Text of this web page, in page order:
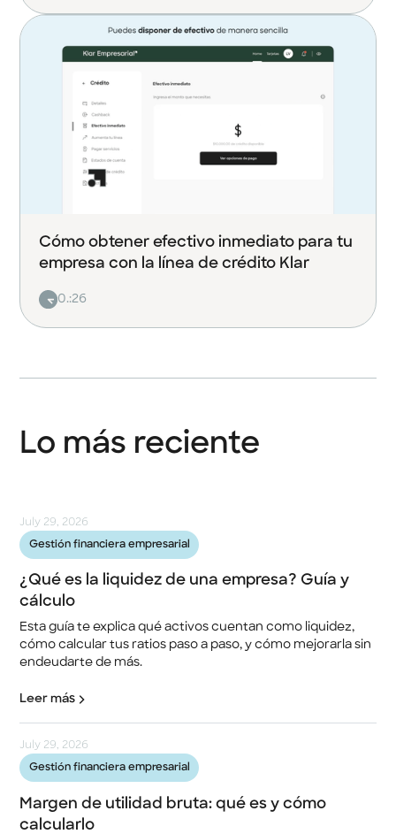
Cómo obtener efectivo inmediato para tu
empresa con la línea de crédito Klar
0.:26
Lo más reciente
July 29, 2026
Gestión financiera empresarial
¿Qué es la liquidez de una empresa? Guía y
cálculo
Esta guía te explica qué activos cuentan como liquidez,
cómo calcular tus ratios paso a paso, y cómo mejorarla sin
endeudarte de más.
Leer más
July 29, 2026
Gestión financiera empresarial
Margen de utilidad bruta: qué es y cómo
calcularlo